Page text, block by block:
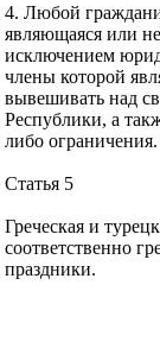
4. Любой
являющаяся или
исключением
члены которой
вывешивать над
Республики, а
либо ограничения.
Статья 5
Греческая и
соответственно
праздники.